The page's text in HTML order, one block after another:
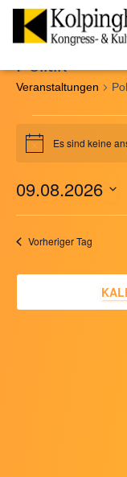
Politik
Veranstaltungen
August
2026
HinweisEs sind keine
09.08.2026
Vorheriger Tag